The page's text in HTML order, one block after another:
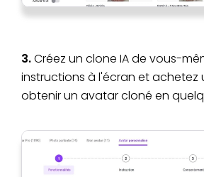
3.Créez un clone IA de vous-
instructions à l'écran et achetez
obtenir un avatar cloné en